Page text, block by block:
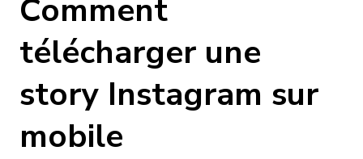
Comment
télécharger une
story Instagram sur
mobile